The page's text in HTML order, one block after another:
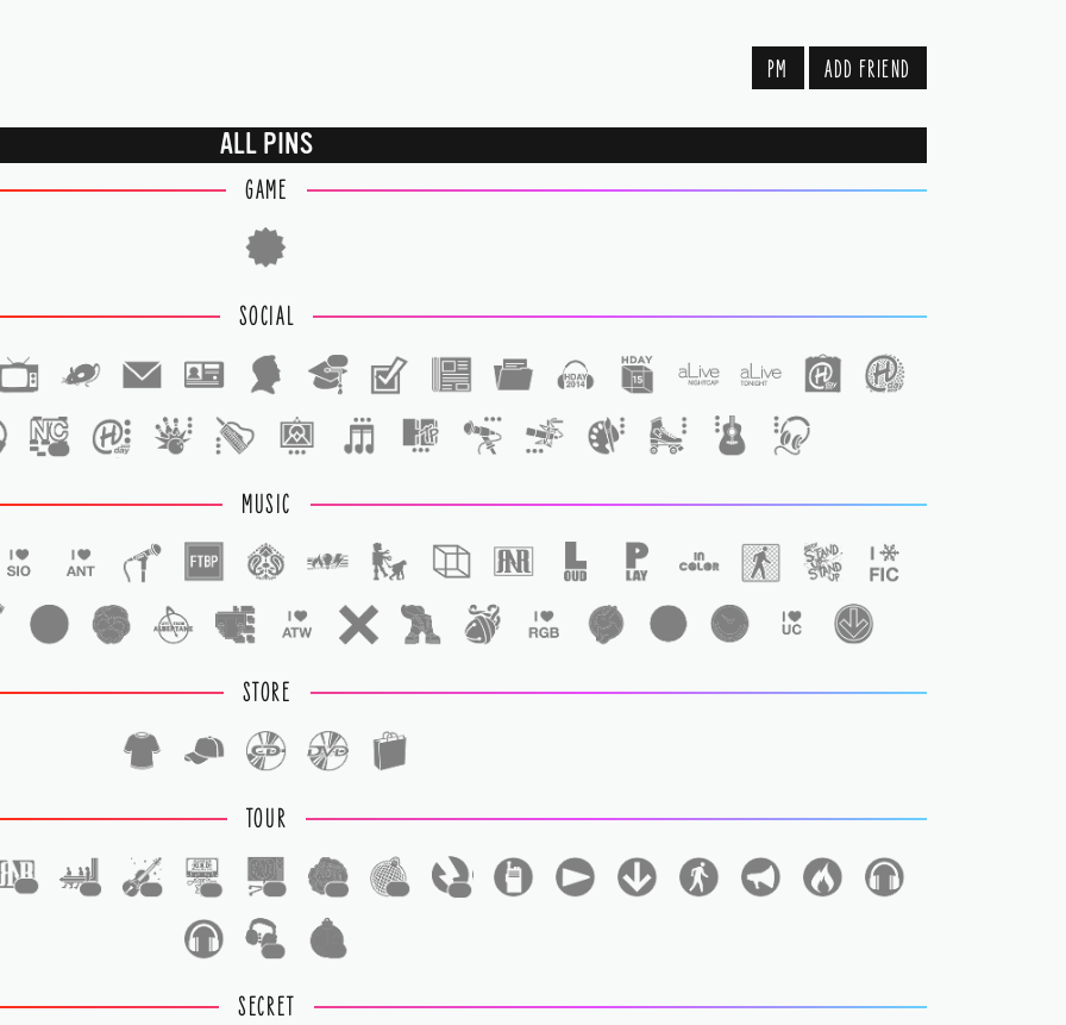
PM ADD FRIEND
ALL PINS
GAME
SOCIAL
MUSIC
STORE
TOUR
SECRET